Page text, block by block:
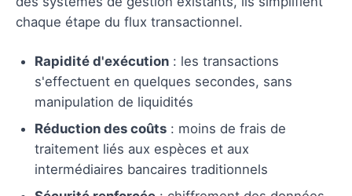
chaque étape du flux transactionnel.
Rapidité d'exécution : les transactions
s'effectuent en quelques secondes, sans
manipulation de liquidités
Réduction des coûts : moins de frais de
traitement liés aux espèces et aux
intermédiaires bancaires traditionnels